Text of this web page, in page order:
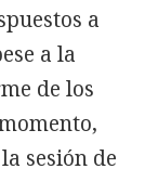
a
a la
de los
sesión de